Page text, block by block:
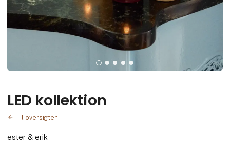
LED kollektion
Til oversigten
ester & erik